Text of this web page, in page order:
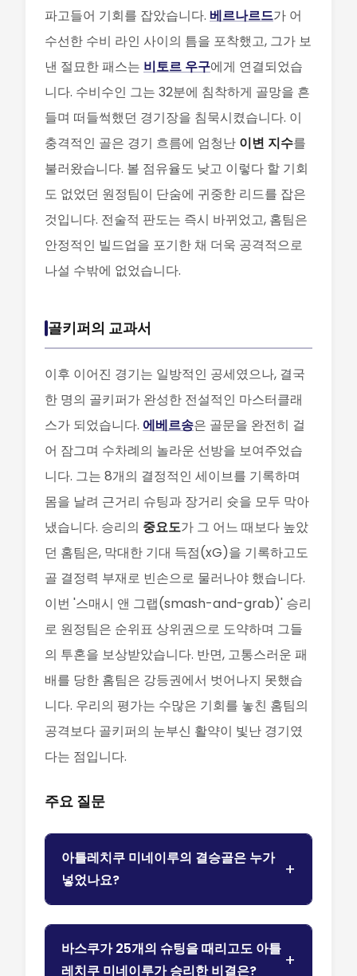
파고들어 기회를 잡았습니다. 베르나르드가 어
수선한 수비 라인 사이의 틈을 포착했고, 그가 보
낸 절묘한 패스는 비토르 우구에게 연결되었습
니다. 수비수인 그는 32분에 침착하게 골망을 흔
들며 떠들썩했던 경기장을 침묵시켰습니다. 이
충격적인 골은 경기 흐름에 엄청난 이변 지수를
불러왔습니다. 볼 점유율도 낮고 이렇다 할 기회
도 없었던 원정팀이 단숨에 귀중한 리드를 잡은
것입니다. 전술적 판도는 즉시 바뀌었고, 홈팀은
안정적인 빌드업을 포기한 채 더욱 공격적으로
나설 수밖에 없었습니다.
골키퍼의 교과서
이후 이어진 경기는 일방적인 공세였으나, 결국
한 명의 골키퍼가 완성한 전설적인 마스터클래
스가 되었습니다. 에베르송은 골문을 완전히 걸
어 잠그며 수차례의 놀라운 선방을 보여주었습
니다. 그는 8개의 결정적인 세이브를 기록하며
몸을 날려 근거리 슈팅과 장거리 슛을 모두 막아
냈습니다. 승리의 중요도가 그 어느 때보다 높았
던 홈팀은, 막대한 기대 득점(xG)을 기록하고도
골 결정력 부재로 빈손으로 물러나야 했습니다.
이번 '스매시 앤 그랩(smash-and-grab)' 승리
로 원정팀은 순위표 상위권으로 도약하며 그들
의 투혼을 보상받았습니다. 반면, 고통스러운 패
배를 당한 홈팀은 강등권에서 벗어나지 못했습
니다. 우리의 평가는 수많은 기회를 놓친 홈팀의
공격보다 골키퍼의 눈부신 활약이 빛난 경기였
다는 점입니다.
주요 질문
아틀레치쿠 미네이루의 결승골은 누가
넣었나요?
바스쿠가 25개의 슈팅을 때리고도 아틀
레치쿠 미네이루가 승리한 비결은?